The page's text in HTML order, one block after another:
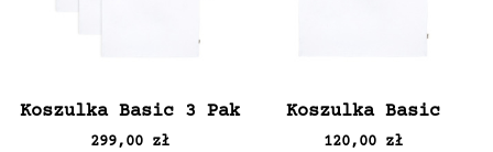
Koszulka Basic 3 Pak
299,00 zł
Koszulka Basic
120,00 zł